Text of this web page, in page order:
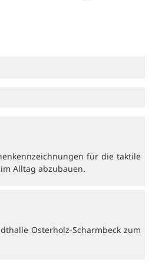
für die taktile
Alltag abzubauen.
Osterholz-Scharmbeck zum